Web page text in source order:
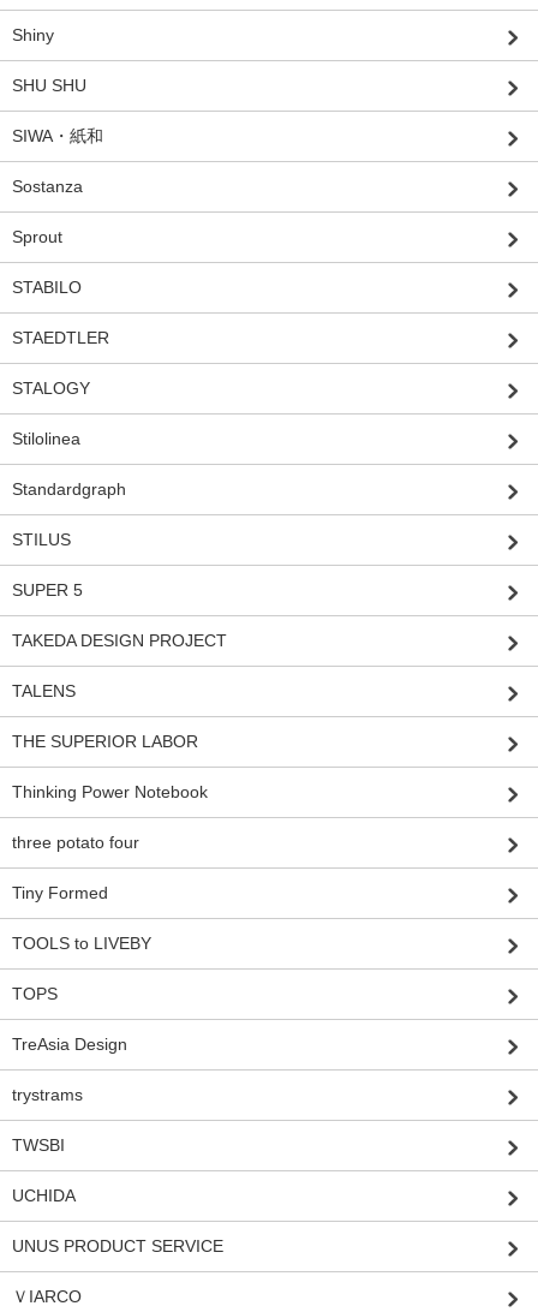
Shiny
SHU SHU
SIWA・紙和
Sostanza
Sprout
STABILO
STAEDTLER
STALOGY
Stilolinea
Standardgraph
STILUS
SUPER 5
TAKEDA DESIGN PROJECT
TALENS
THE SUPERIOR LABOR
Thinking Power Notebook
three potato four
Tiny Formed
TOOLS to LIVEBY
TOPS
TreAsia Design
trystrams
TWSBI
UCHIDA
UNUS PRODUCT SERVICE
ＶIARCO